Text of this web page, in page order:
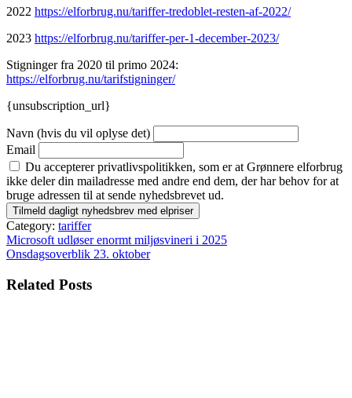
2022 https://elforbrug.nu/tariffer-tredoblet-resten-af-2022/
2023 https://elforbrug.nu/tariffer-per-1-december-2023/
Stigninger fra 2020 til primo 2024:
https://elforbrug.nu/tarifstigninger/
{unsubscription_url}
Navn (hvis du vil oplyse det)
Email
Du accepterer privatlivspolitikken, som er at Grønnere elforbrug
ikke deler din mailadresse med andre end dem, der har behov for at
bruge adressen til at sende nyhedsbrevet ud.
Category: tariffer
Indlægsnavigation
Microsoft udløser enormt miljøsvineri i 2025
Onsdagsoverblik 23. oktober
Related Posts